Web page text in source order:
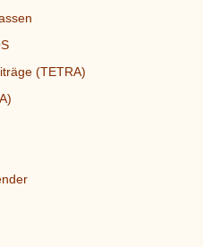
(TETRA)